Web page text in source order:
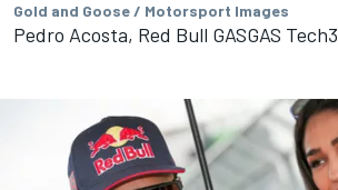
Gold and Goose / Motorsport Images
Pedro Acosta, Red Bull GASGAS Tech3